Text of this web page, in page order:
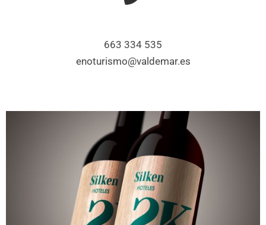
663 334 535
enoturismo@valdemar.es